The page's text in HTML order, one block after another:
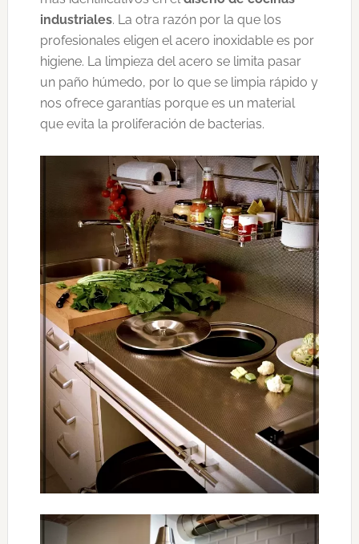
industriales. La otra razón por la que los
profesionales eligen el acero inoxidable es por
higiene. La limpieza del acero se limita pasar
un paño húmedo, por lo que se limpia rápido y
nos ofrece garantías porque es un material
que evita la proliferación de bacterias.